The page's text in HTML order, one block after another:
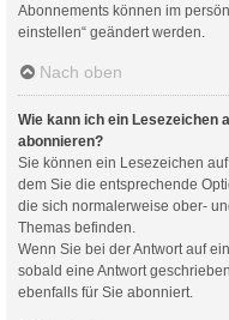
Abonnements können im
einstellen“ geändert werden.
Nach oben
Wie kann ich ein Lesezeichen
abonnieren?
Sie können ein Lesezeichen
dem Sie die entsprechende
die sich normalerweise ober-
Themas befinden.
Wenn Sie bei der Antwort auf
sobald eine Antwort
ebenfalls für Sie abonniert.